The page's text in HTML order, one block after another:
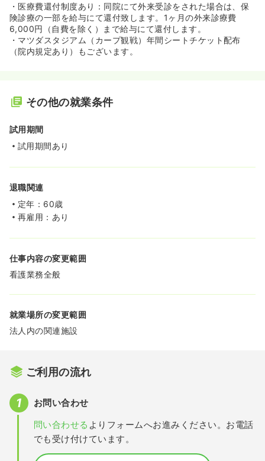
・医療費還付制度あり：同院にて外来受診をされた場合は、保
険診療の一部を給与にて還付致します。1ヶ月の外来診療費
6,000円（自費を除く）まで給与にて還付します。
・マツダスタジアム（カープ観戦）年間シートチケット配布
（院内規定あり）もございます。
その他の就業条件
試用期間
試用期間あり
退職関連
定年：60歳
再雇用：あり
仕事内容の変更範囲
看護業務全般
就業場所の変更範囲
法人内の関連施設
ご利用の流れ
お問い合わせ
問い合わせる よりフォームへお進みください。お電話
でも受け付けています。